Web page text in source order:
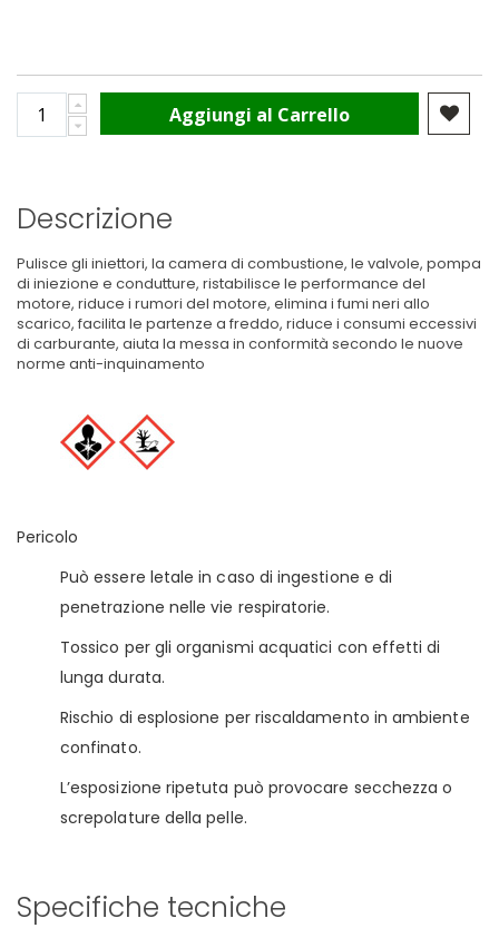
Aggiungi al Carrello
Descrizione
Pulisce gli iniettori, la camera di combustione, le valvole, pompa
di iniezione e condutture, ristabilisce le performance del
motore, riduce i rumori del motore, elimina i fumi neri allo
scarico, facilita le partenze a freddo, riduce i consumi eccessivi
di carburante, aiuta la messa in conformità secondo le nuove
norme anti-inquinamento
Pericolo
Può essere letale in caso di ingestione e di
penetrazione nelle vie respiratorie.
Tossico per gli organismi acquatici con effetti di
lunga durata.
Rischio di esplosione per riscaldamento in ambiente
confinato.
L’esposizione ripetuta può provocare secchezza o
screpolature della pelle.
Specifiche tecniche